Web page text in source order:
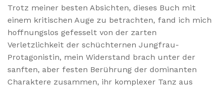
Trotz meiner besten Absichten, dieses Buch mit
einem kritischen Auge zu betrachten, fand ich mich
hoffnungslos gefesselt von der zarten
Verletzlichkeit der schüchternen Jungfrau-
Protagonistin, mein Widerstand brach unter der
sanften, aber festen Berührung der dominanten
Charaktere zusammen, ihr komplexer Tanz aus